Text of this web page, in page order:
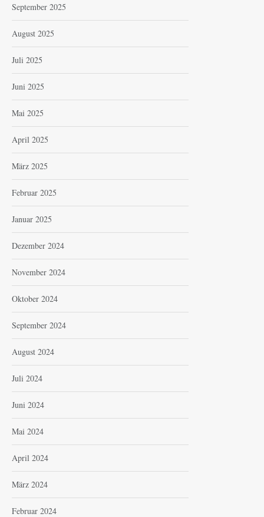
September 2025
August 2025
Juli 2025
Juni 2025
Mai 2025
April 2025
März 2025
Februar 2025
Januar 2025
Dezember 2024
November 2024
Oktober 2024
September 2024
August 2024
Juli 2024
Juni 2024
Mai 2024
April 2024
März 2024
Februar 2024